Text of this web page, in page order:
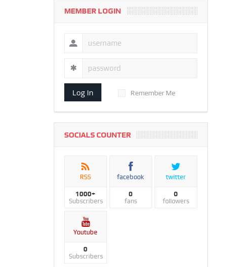
MEMBER LOGIN
Log In Remember Me
SOCIALS COUNTER
RSS
1000+
Subscribers
facebook
0
fans
twitter
0
followers
Youtube
0
Subscribers